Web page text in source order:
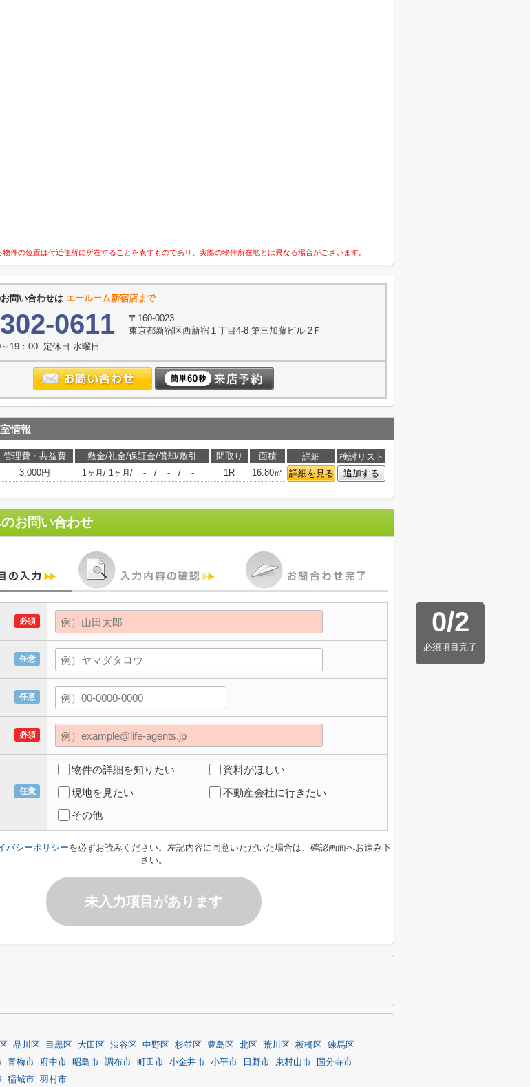
件の位置は付近住所に所在することを表すものであり、実際の物件所在地とは異なる場合がございます。
問い合わせは エールーム新宿店まで
0611
〒160-0023
東京都新宿区西新宿１丁目4-8 第三加藤ビル 2Ｆ
19：00 定休日:水曜日
情報
管理費・共益費 敷金/礼金/保証金/償却/敷引 間取り 面積 詳細
検討リスト
3,000円 1ヶ月 / 1ヶ月 / - / - / - 1R 16.80㎡ 詳細を見る 追加する
お問い合わせ
0/2
必須項目完了
必須
任意
任意
必須
任意
物件の詳細を知りたい
資料がほしい
現地を見たい
不動産会社に行きたい
その他
バシーポリシーを必ずお読みください。左記内容に同意いただいた場合は、確認画面へお進み下
さい。
未入力項目があります
品川区 目黒区 大田区 渋谷区 中野区 杉並区 豊島区 北区 荒川区 板橋区
練馬区
青梅市 府中市 昭島市 調布市 町田市 小金井市 小平市 日野市 東村山市
国分寺市
稲城市 羽村市